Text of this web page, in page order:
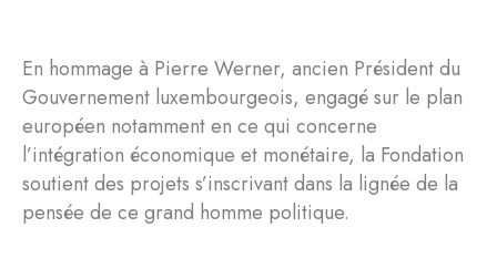
En hommage à Pierre Werner, ancien Président du
Gouvernement luxembourgeois, engagé sur le plan
européen notamment en ce qui concerne
l’intégration économique et monétaire, la Fondation
soutient des projets s’inscrivant dans la lignée de la
pensée de ce grand homme politique.